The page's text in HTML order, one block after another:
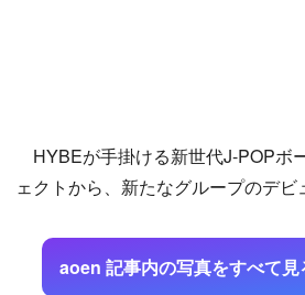
HYBEが手掛ける新世代J-POPボ
ェクトから、新たなグループのデビ
aoen 記事内の写真をすべて見